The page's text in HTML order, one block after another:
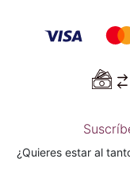
¿Quieres estar al